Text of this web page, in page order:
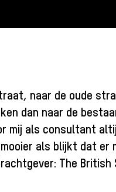
naar de oude
dan naar de
mij als consultant
als blijkt dat er
The British